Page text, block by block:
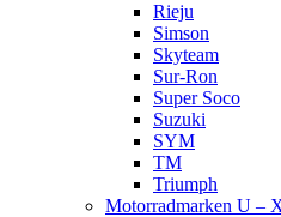
Rieju
Simson
Skyteam
Sur-Ron
Super Soco
Suzuki
SYM
TM
Triumph
Motorradmarken U –